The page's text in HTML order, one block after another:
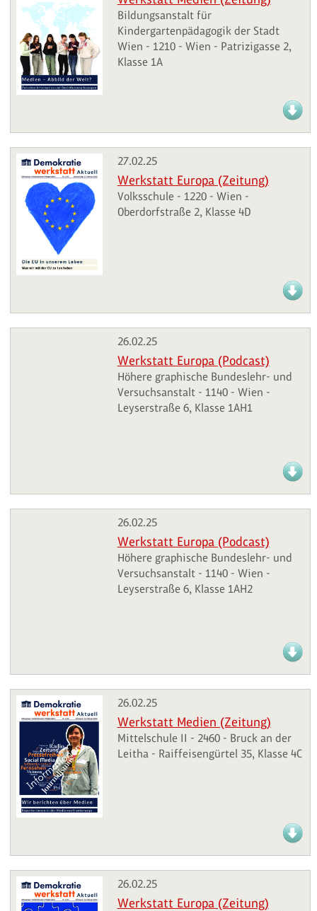
Bildungsanstalt für
Kindergartenpädagogik der Stadt
Wien - 1210 - Wien - Patrizigasse 2,
Klasse 1A
27.02.25
Werkstatt Europa (Zeitung)
Volksschule - 1220 - Wien -
Oberdorfstraße 2, Klasse 4D
26.02.25
Werkstatt Europa (Podcast)
Höhere graphische Bundeslehr- und
Versuchsanstalt - 1140 - Wien -
Leyserstraße 6, Klasse 1AH1
26.02.25
Werkstatt Europa (Podcast)
Höhere graphische Bundeslehr- und
Versuchsanstalt - 1140 - Wien -
Leyserstraße 6, Klasse 1AH2
26.02.25
Werkstatt Medien (Zeitung)
Mittelschule II - 2460 - Bruck an der
Leitha - Raiffeisengürtel 35, Klasse 4C
26.02.25
Werkstatt Europa (Zeitung)